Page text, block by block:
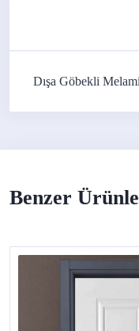
Dışa Göbekli
Benzer